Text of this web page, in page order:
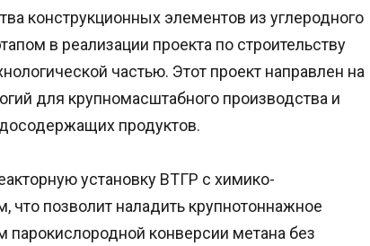
конструкционных элементов из углеродного
в реализации проекта по строительству
частью. Этот проект направлен на
для крупномасштабного производства и
продуктов.
установку ВТГР с химико-
что позволит наладить крупнотоннажное
конверсии метана без